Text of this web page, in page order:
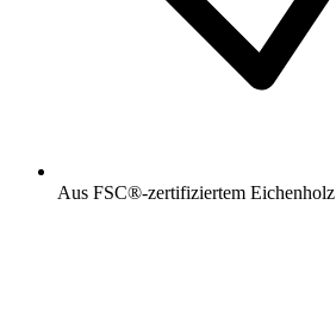
Aus FSC®-zertifiziertem Eichenholz